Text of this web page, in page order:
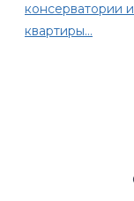
консерватории
квартиры…